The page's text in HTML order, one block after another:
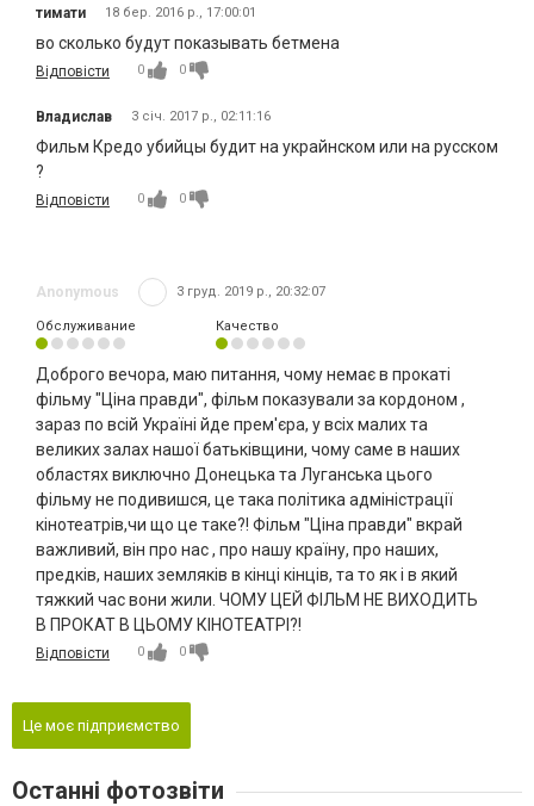
тимати 18 бер. 2016 р., 17:00:01
во сколько будут показывать бетмена
Відповісти 0 0
Владислав 3 січ. 2017 р., 02:11:16
Фильм Кредо убийцы будит на украйнском или на русском
?
Відповісти 0 0
Anonymous 3 груд. 2019 р., 20:32:07
Обслуживание Качество
Доброго вечора, маю питання, чому немає в прокаті
фільму "Ціна правди", фільм показували за кордоном ,
зараз по всій Україні йде прем'єра, у всіх малих та
великих залах нашої батьківщини, чому саме в наших
областях виключно Донецька та Луганська цього
фільму не подивишся, це така політика адміністрації
кінотеатрів,чи що це таке?! Фільм "Ціна правди" вкрай
важливий, він про нас , про нашу країну, про наших,
предків, наших земляків в кінці кінців, та то як і в який
тяжкий час вони жили. ЧОМУ ЦЕЙ ФІЛЬМ НЕ ВИХОДИТЬ
В ПРОКАТ В ЦЬОМУ КІНОТЕАТРІ?!
Відповісти 0 0
Це моє підприємство
Останні фотозвіти